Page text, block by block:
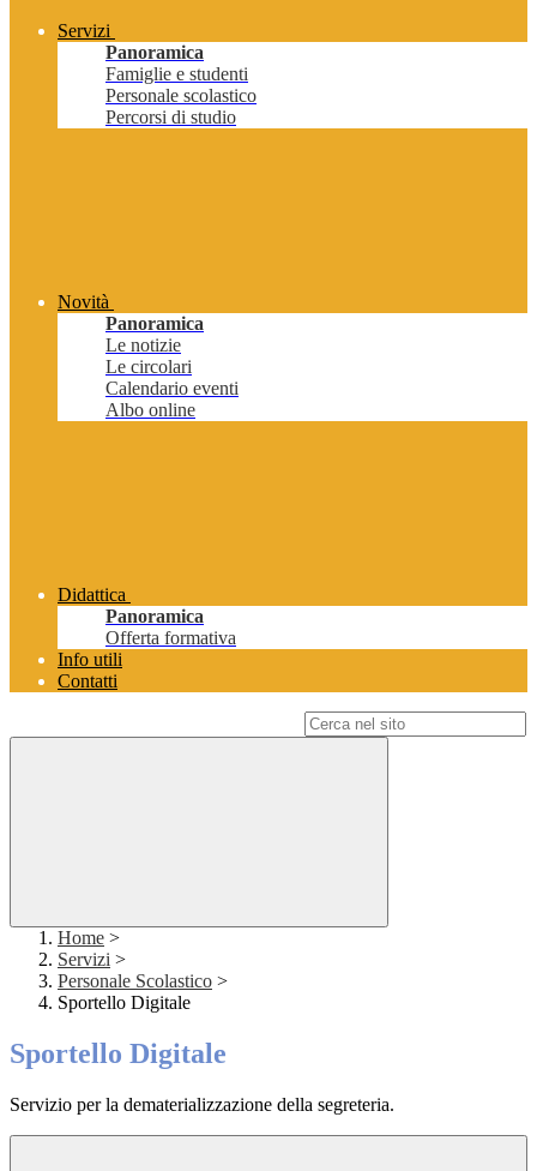
Servizi
Panoramica
Famiglie e studenti
Personale scolastico
Percorsi di studio
Novità
Panoramica
Le notizie
Le circolari
Calendario eventi
Albo online
Didattica
Panoramica
Offerta formativa
Info utili
Contatti
Home >
Servizi >
Personale Scolastico >
Sportello Digitale
Sportello Digitale
Servizio per la dematerializzazione della segreteria.